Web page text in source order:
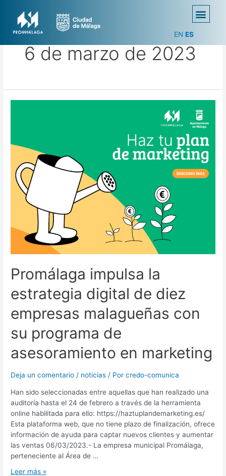
EN ES
6 de marzo de 2023
Promálaga impulsa la
estrategia digital de diez
empresas malagueñas con
su programa de
asesoramiento en marketing
Deja un comentario / noticias / Porcredo-comunica
Han sido seleccionadas entre aquellas que han realizado una
auditoría hasta el 24 de febrero a través de la herramienta
online habilitada para ello: https://haztuplandemarketing.es/
Esta plataforma web, que no tiene plazo de finalización, ofrece
información de ayuda para captar nuevos clientes y aumentar
las ventas 06/03/2023.- La empresa municipal Promálaga,
perteneciente al Área de …
Leer más »